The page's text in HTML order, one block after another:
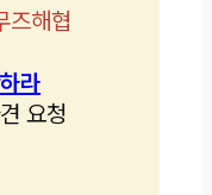
즈해협
라
요청